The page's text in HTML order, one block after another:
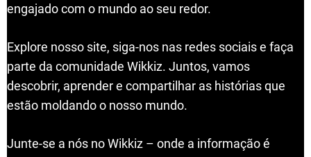
engajado com o mundo ao seu redor.
Explore nosso site, siga-nos nas redes sociais e faça
parte da comunidade Wikkiz. Juntos, vamos
descobrir, aprender e compartilhar as histórias que
estão moldando o nosso mundo.
Junte-se a nós no Wikkiz – onde a informação é